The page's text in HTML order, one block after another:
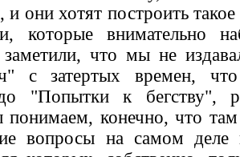
и они хотят построить
которые внимательно
заметили, что мы не
с затертых времен,
до "Попытки к бегству",
конечно, что там
вопросы на самом